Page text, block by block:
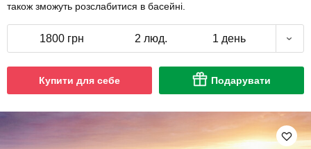
також зможуть розслабитися в басейні.
1800 грн 2 люд. 1 день
Купити для себе Подарувати